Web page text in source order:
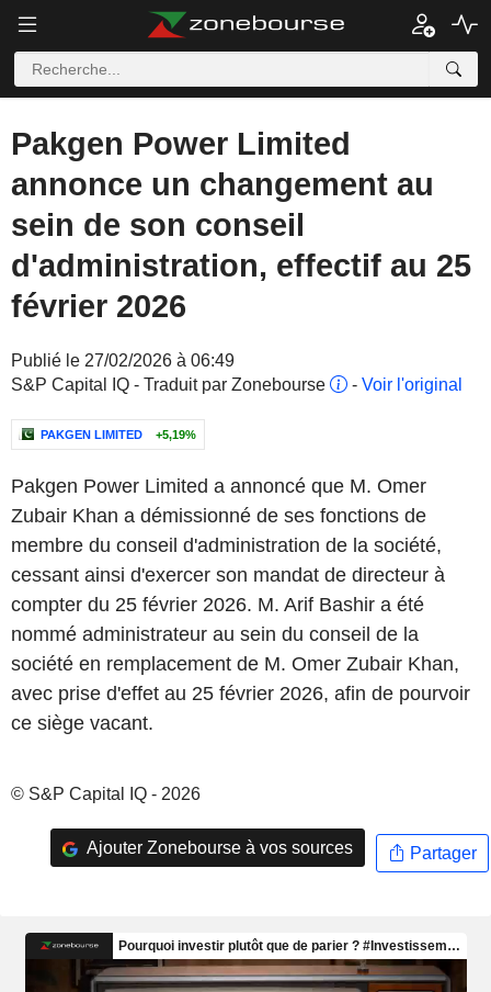
Pakgen Power Limited
annonce un changement au
sein de son conseil
d'administration, effectif au 25
février 2026
Publié le 27/02/2026 à 06:49
S&P Capital IQ - Traduit par Zonebourse
- Voir l'original
PAKGEN LIMITED +5,19%
Pakgen Power Limited a annoncé que M. Omer
Zubair Khan a démissionné de ses fonctions de
membre du conseil d'administration de la société,
cessant ainsi d'exercer son mandat de directeur à
compter du 25 février 2026. M. Arif Bashir a été
nommé administrateur au sein du conseil de la
société en remplacement de M. Omer Zubair Khan,
avec prise d'effet au 25 février 2026, afin de pourvoir
ce siège vacant.
© S&P Capital IQ - 2026
Ajouter Zonebourse à vos sources Partager